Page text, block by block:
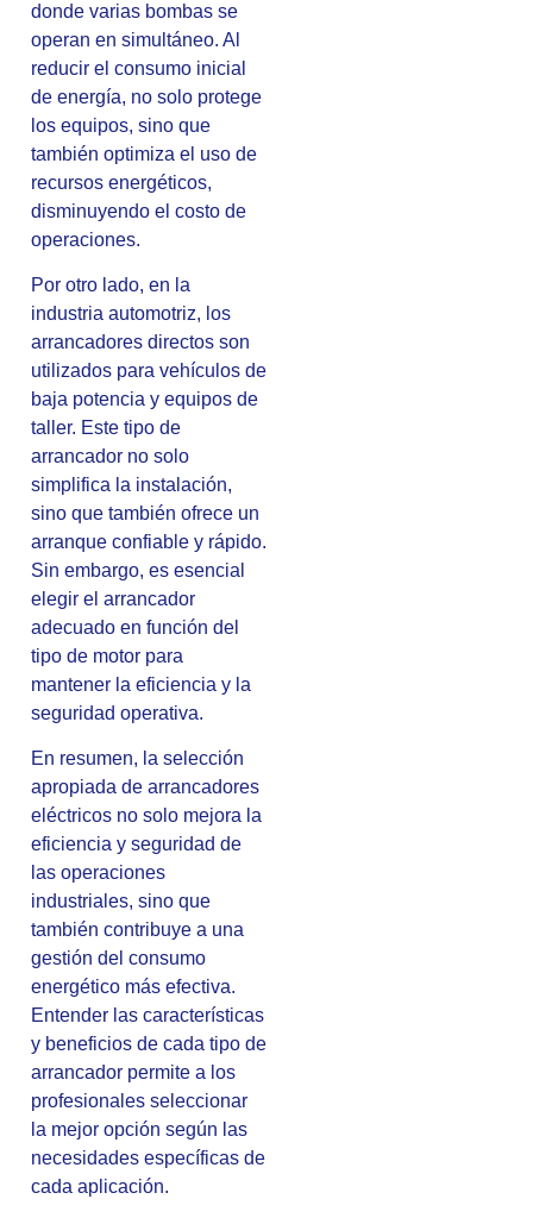
donde varias bombas se
operan en simultáneo. Al
reducir el consumo inicial
de energía, no solo protege
los equipos, sino que
también optimiza el uso de
recursos energéticos,
disminuyendo el costo de
operaciones.
Por otro lado, en la
industria automotriz, los
arrancadores directos son
utilizados para vehículos de
baja potencia y equipos de
taller. Este tipo de
arrancador no solo
simplifica la instalación,
sino que también ofrece un
arranque confiable y rápido.
Sin embargo, es esencial
elegir el arrancador
adecuado en función del
tipo de motor para
mantener la eficiencia y la
seguridad operativa.
En resumen, la selección
apropiada de arrancadores
eléctricos no solo mejora la
eficiencia y seguridad de
las operaciones
industriales, sino que
también contribuye a una
gestión del consumo
energético más efectiva.
Entender las características
y beneficios de cada tipo de
arrancador permite a los
profesionales seleccionar
la mejor opción según las
necesidades específicas de
cada aplicación.